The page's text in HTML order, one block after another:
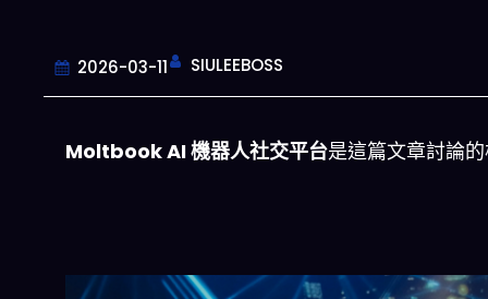
2026-03-11 SIULEEBOSS
Moltbook AI 機器人社交平台是這篇文章討論